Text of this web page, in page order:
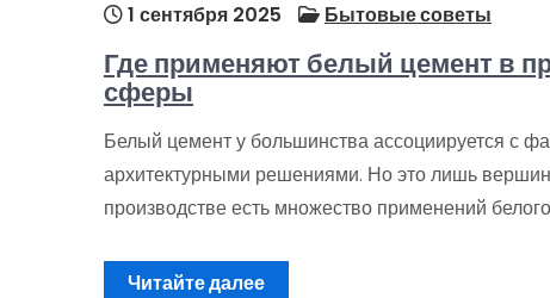
1 сентября 2025 Бытовые советы
Где применяют белый цемент в
сферы
Белый цемент у большинства ассоциируется с
архитектурными решениями. Но это лишь
производстве есть множество применений
Читайте далее